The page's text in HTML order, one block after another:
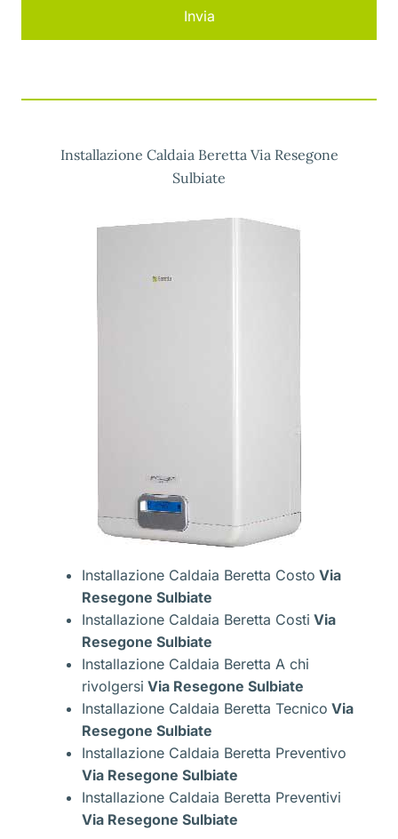
Installazione Caldaia Beretta Via Resegone
Sulbiate
Installazione Caldaia Beretta Costo Via
Resegone Sulbiate
Installazione Caldaia Beretta Costi Via
Resegone Sulbiate
Installazione Caldaia Beretta A chi
rivolgersi Via Resegone Sulbiate
Installazione Caldaia Beretta Tecnico Via
Resegone Sulbiate
Installazione Caldaia Beretta Preventivo
Via Resegone Sulbiate
Installazione Caldaia Beretta Preventivi
Via Resegone Sulbiate